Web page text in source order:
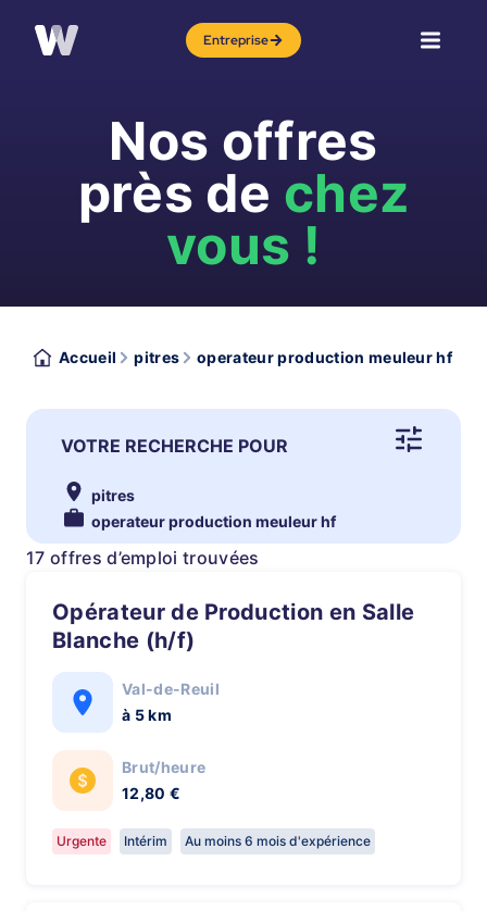
Entreprise
Nos offres
près de chez
vous !
Accueil pitres operateur production meuleur hf
VOTRE RECHERCHE POUR
pitres
operateur production meuleur hf
17 offres d’emploi trouvées
Opérateur de Production en Salle
Blanche (h/f)
Val-de-Reuil
à 5 km
Brut/heure
12,80 €
Urgente Intérim Au moins 6 mois d'expérience